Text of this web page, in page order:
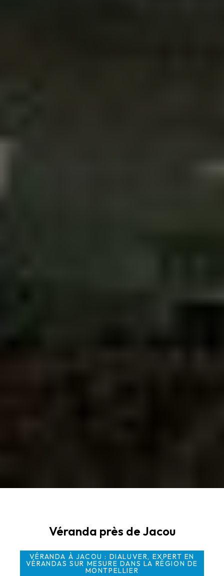
Véranda près de Jacou
VÉRANDA À JACOU : DIALUVER, EXPERT EN
VÉRANDAS SUR MESURE DANS LA RÉGION DE
MONTPELLIER